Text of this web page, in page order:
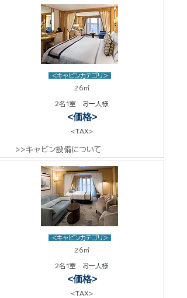
<キャビンカテゴリ>
26㎡
2名1室 お一人様
<価格>
<TAX>
>>キャビン設備について
<キャビンカテゴリ>
26㎡
2名1室 お一人様
<価格>
<TAX>